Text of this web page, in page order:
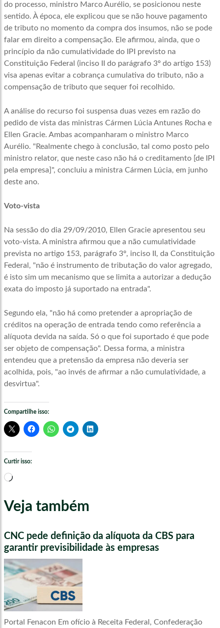
do processo, ministro Marco Aurélio, se posicionou neste
sentido. À época, ele explicou que se não houve pagamento
de tributo no momento da compra dos insumos, não se pode
falar em direito a compensação. Ele afirmou, ainda, que o
princípio da não cumulatividade do IPI previsto na
Constituição Federal (inciso II do parágrafo 3º do artigo 153)
visa apenas evitar a cobrança cumulativa do tributo, não a
compensação de tributo que sequer foi recolhido.
A análise do recurso foi suspensa duas vezes em razão do
pedido de vista das ministras Cármen Lúcia Antunes Rocha e
Ellen Gracie. Ambas acompanharam o ministro Marco
Aurélio. "Realmente chego à conclusão, tal como posto pelo
ministro relator, que neste caso não há o creditamento [de IPI
pela empresa]", concluiu a ministra Cármen Lúcia, em junho
deste ano.
Voto-vista
Na sessão do dia 29/09/2010, Ellen Gracie apresentou seu
voto-vista. A ministra afirmou que a não cumulatividade
prevista no artigo 153, parágrafo 3º, inciso II, da Constituição
Federal, "não é instrumento de tributação do valor agregado,
é isto sim um mecanismo que se limita a autorizar a dedução
exata do imposto já suportado na entrada".
Segundo ela, "não há como pretender a apropriação de
créditos na operação de entrada tendo como referência a
alíquota devida na saída. Só o que foi suportado é que pode
ser objeto de compensação". Dessa forma, a ministra
entendeu que a pretensão da empresa não deveria ser
acolhida, pois, "ao invés de afirmar a não cumulatividade, a
desvirtua".
Compartilhe isso:
Curtir isso:
Carregando...
Veja também
CNC pede definição da alíquota da CBS para
garantir previsibilidade às empresas
Portal Fenacon Em ofício à Receita Federal, Confederação